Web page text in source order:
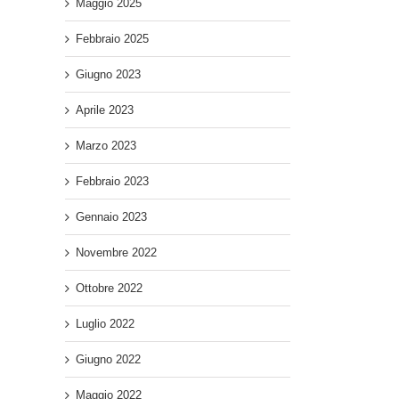
Maggio 2025
Febbraio 2025
Giugno 2023
Aprile 2023
Marzo 2023
Febbraio 2023
Gennaio 2023
Novembre 2022
Ottobre 2022
Luglio 2022
Giugno 2022
Maggio 2022